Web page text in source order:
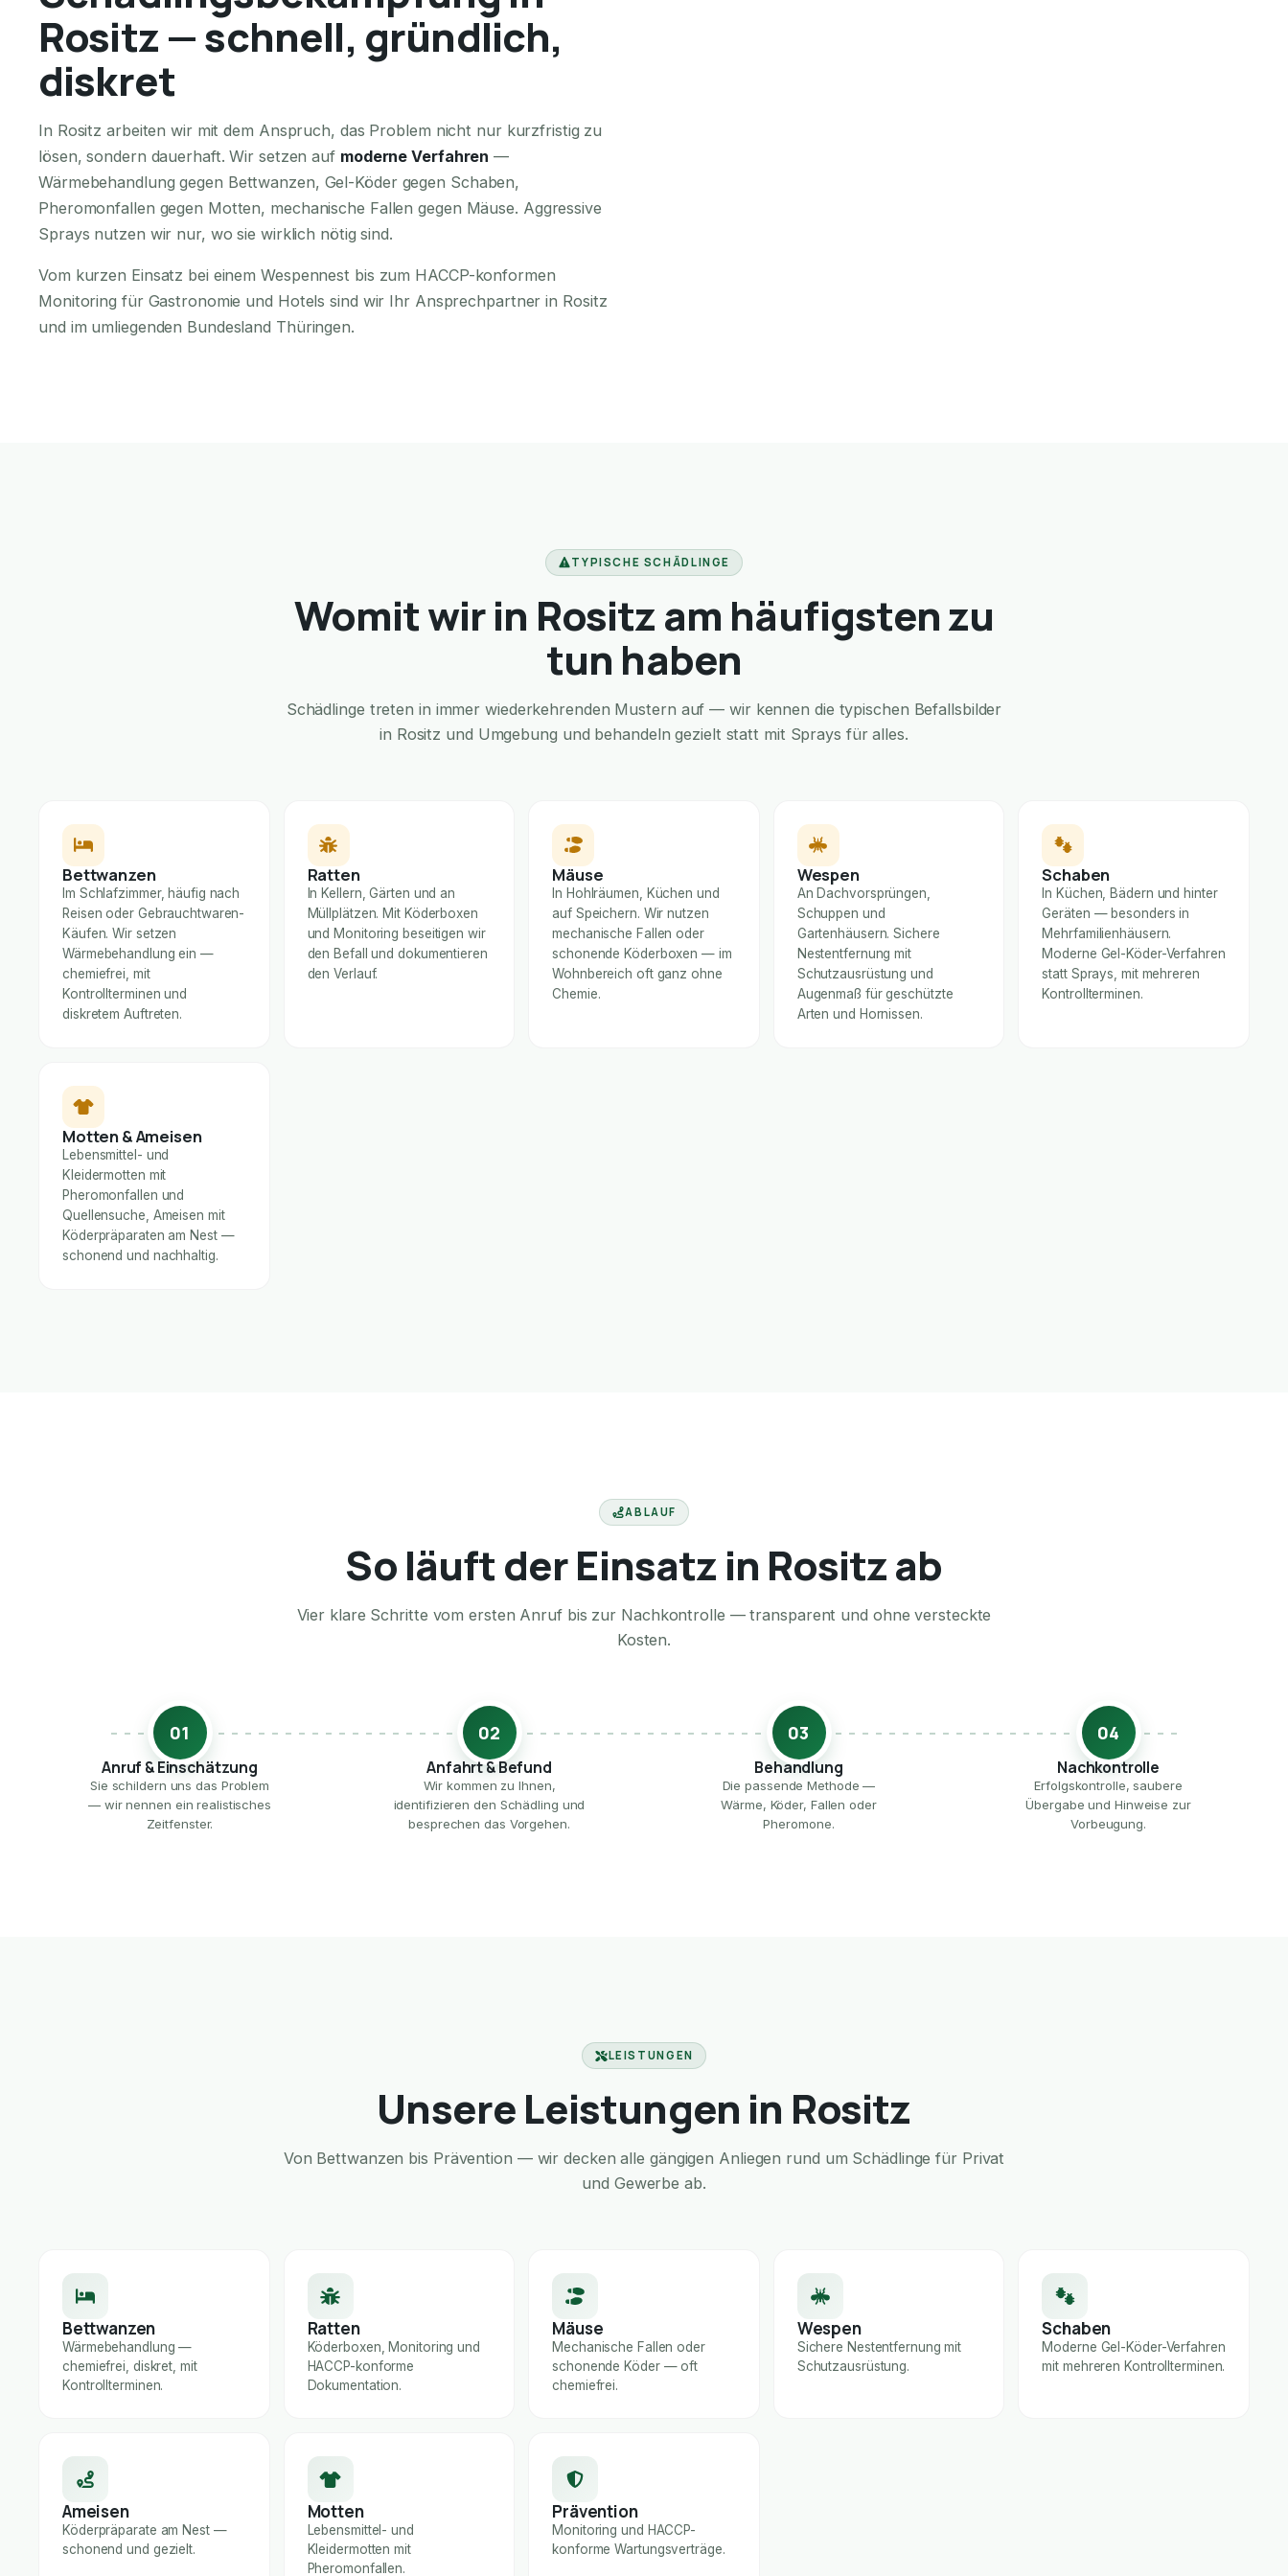
Rositz — schnell, gründlich,
diskret
In Rositz arbeiten wir mit dem Anspruch, das Problem nicht nur kurzfristig zu
lösen, sondern dauerhaft. Wir setzen auf moderne Verfahren —
Wärmebehandlung gegen Bettwanzen, Gel-Köder gegen Schaben,
Pheromonfallen gegen Motten, mechanische Fallen gegen Mäuse. Aggressive
Sprays nutzen wir nur, wo sie wirklich nötig sind.
Vom kurzen Einsatz bei einem Wespennest bis zum HACCP-konformen
Monitoring für Gastronomie und Hotels sind wir Ihr Ansprechpartner in Rositz
und im umliegenden Bundesland Thüringen.
TYPISCHE SCHÄDLINGE
Womit wir in Rositz am häufigsten zu
tun haben
Schädlinge treten in immer wiederkehrenden Mustern auf — wir kennen die typischen Befallsbilder
in Rositz und Umgebung und behandeln gezielt statt mit Sprays für alles.
Bettwanzen
Im Schlafzimmer, häufig nach
Reisen oder Gebrauchtwaren-
Käufen. Wir setzen
Wärmebehandlung ein —
chemiefrei, mit
Kontrollterminen und
diskretem Auftreten.
Ratten
In Kellern, Gärten und an
Müllplätzen. Mit Köderboxen
und Monitoring beseitigen wir
den Befall und dokumentieren
den Verlauf.
Mäuse
In Hohlräumen, Küchen und
auf Speichern. Wir nutzen
mechanische Fallen oder
schonende Köderboxen — im
Wohnbereich oft ganz ohne
Chemie.
Wespen
An Dachvorsprüngen,
Schuppen und
Gartenhäusern. Sichere
Nestentfernung mit
Schutzausrüstung und
Augenmaß für geschützte
Arten und Hornissen.
Schaben
In Küchen, Bädern und hinter
Geräten — besonders in
Mehrfamilienhäusern.
Moderne Gel-Köder-Verfahren
statt Sprays, mit mehreren
Kontrollterminen.
Motten & Ameisen
Lebensmittel- und
Kleidermotten mit
Pheromonfallen und
Quellensuche, Ameisen mit
Köderpräparaten am Nest —
schonend und nachhaltig.
ABLAUF
So läuft der Einsatz in Rositz ab
Vier klare Schritte vom ersten Anruf bis zur Nachkontrolle — transparent und ohne versteckte
Kosten.
01
Anruf & Einschätzung
Sie schildern uns das Problem
— wir nennen ein realistisches
Zeitfenster.
02
Anfahrt & Befund
Wir kommen zu Ihnen,
identifizieren den Schädling und
besprechen das Vorgehen.
03
Behandlung
Die passende Methode —
Wärme, Köder, Fallen oder
Pheromone.
04
Nachkontrolle
Erfolgskontrolle, saubere
Übergabe und Hinweise zur
Vorbeugung.
LEISTUNGEN
Unsere Leistungen in Rositz
Von Bettwanzen bis Prävention — wir decken alle gängigen Anliegen rund um Schädlinge für Privat
und Gewerbe ab.
Bettwanzen
Wärmebehandlung —
chemiefrei, diskret, mit
Kontrollterminen.
Ratten
Köderboxen, Monitoring und
HACCP-konforme
Dokumentation.
Mäuse
Mechanische Fallen oder
schonende Köder — oft
chemiefrei.
Wespen
Sichere Nestentfernung mit
Schutzausrüstung.
Schaben
Moderne Gel-Köder-Verfahren
mit mehreren Kontrollterminen.
Ameisen
Köderpräparate am Nest —
schonend und gezielt.
Motten
Lebensmittel- und
Kleidermotten mit
Pheromonfallen.
Prävention
Monitoring und HACCP-
konforme Wartungsverträge.